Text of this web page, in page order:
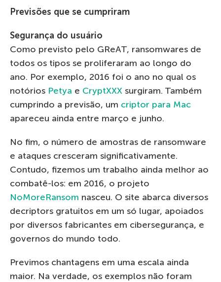
Previsões que se cumpriram
Segurança do usuário
Como previsto pelo GReAT, ransomwares de
todos os tipos se proliferaram ao longo do
ano. Por exemplo, 2016 foi o ano no qual os
notórios Petya e CryptXXX surgiram. Também
cumprindo a previsão, um criptor para Mac
apareceu ainda entre março e junho.
No fim, o número de amostras de ransomware
e ataques cresceram significativamente.
Contudo, fizemos um trabalho ainda melhor ao
combatê-los: em 2016, o projeto
NoMoreRansom nasceu. O site abarca diversos
decriptors gratuitos em um só lugar, apoiados
por diversos fabricantes em cibersegurança, e
governos do mundo todo.
Previmos chantagens em uma escala ainda
maior. Na verdade, os exemplos não foram